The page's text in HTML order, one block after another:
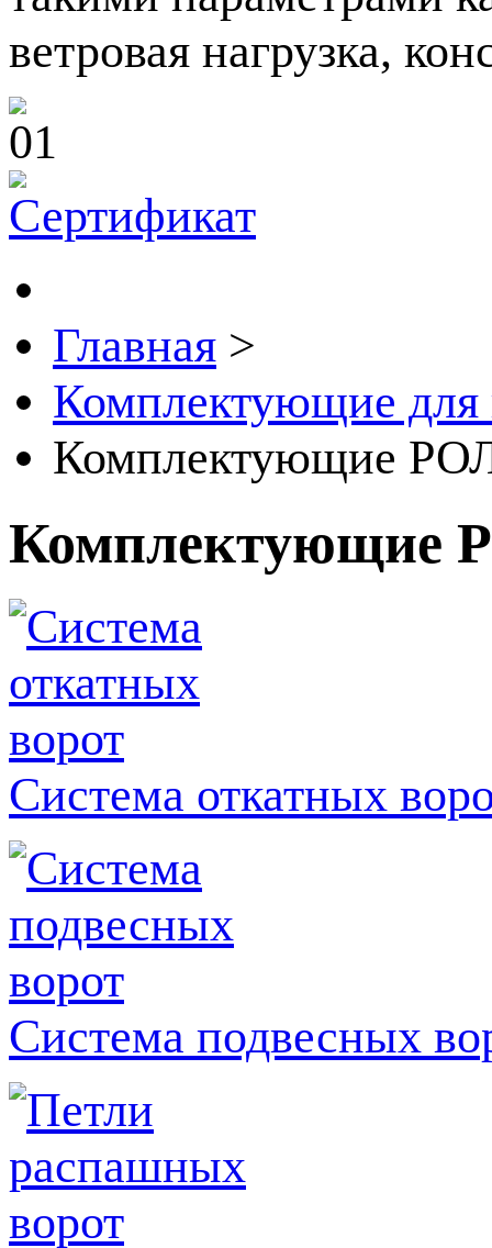
ветровая нагрузка,
Главная >
Комплектующие для
Комплектующие
Комплектующие
Система откатных
Система подвесных